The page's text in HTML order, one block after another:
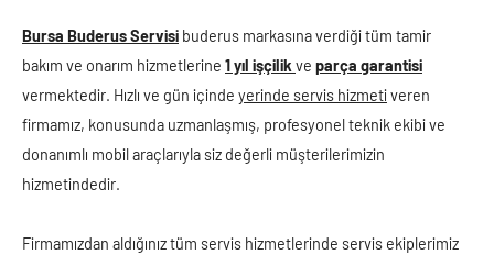
Bursa Buderus Servisi buderus markasına verdiği tüm tamir
bakım ve onarım hizmetlerine 1 yıl işçilik ve parça garantisi
vermektedir. Hızlı ve gün içinde yerinde servis hizmetiveren
firmamız, konusunda uzmanlaşmış, profesyonel teknik ekibi ve
donanımlı mobil araçlarıyla siz değerli müşterilerimizin
hizmetindedir.
Firmamızdan aldığınız tüm servis hizmetlerinde servis ekiplerimiz